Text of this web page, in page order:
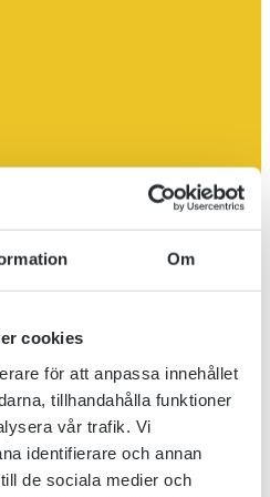
Om
cookies
för att anpassa innehållet
tillhandahålla funktioner
vår trafik. Vi
identifierare och annan
de sociala medier och